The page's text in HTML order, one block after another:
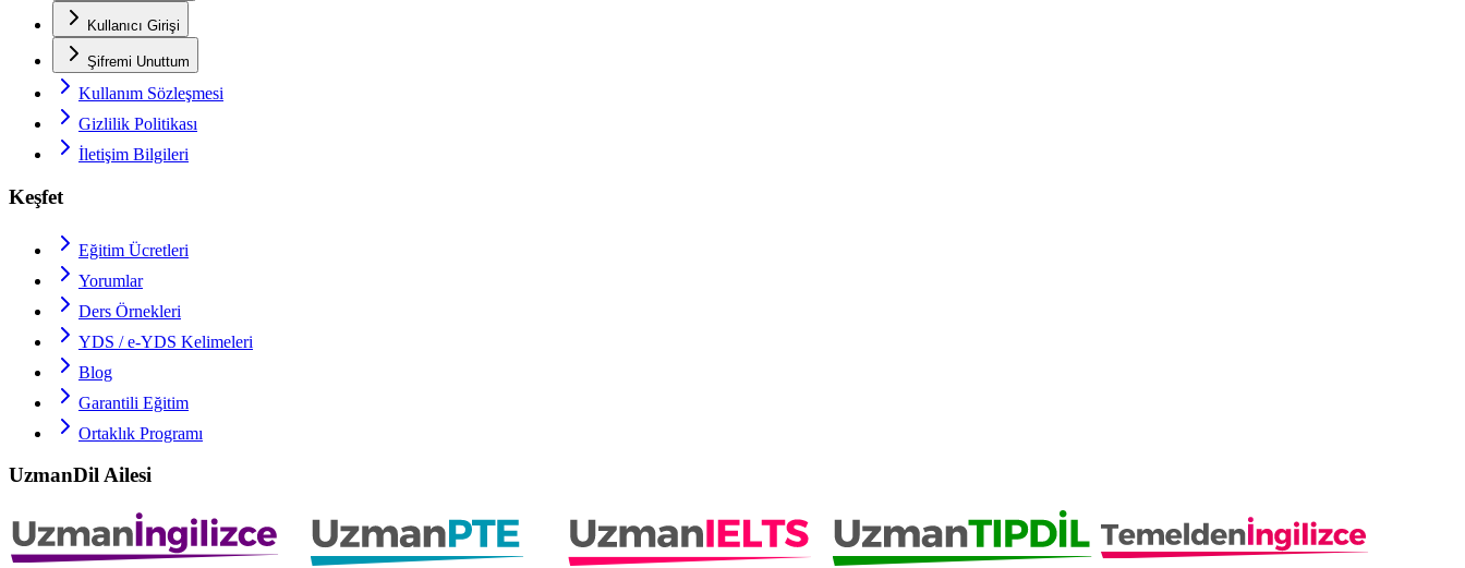
Kullanıcı Girişi
Şifremi Unuttum
Kullanım Sözleşmesi
Gizlilik Politikası
İletişim Bilgileri
Keşfet
Eğitim Ücretleri
Yorumlar
Ders Örnekleri
YDS / e-YDS Kelimeleri
Blog
Garantili Eğitim
Ortaklık Programı
UzmanDil Ailesi